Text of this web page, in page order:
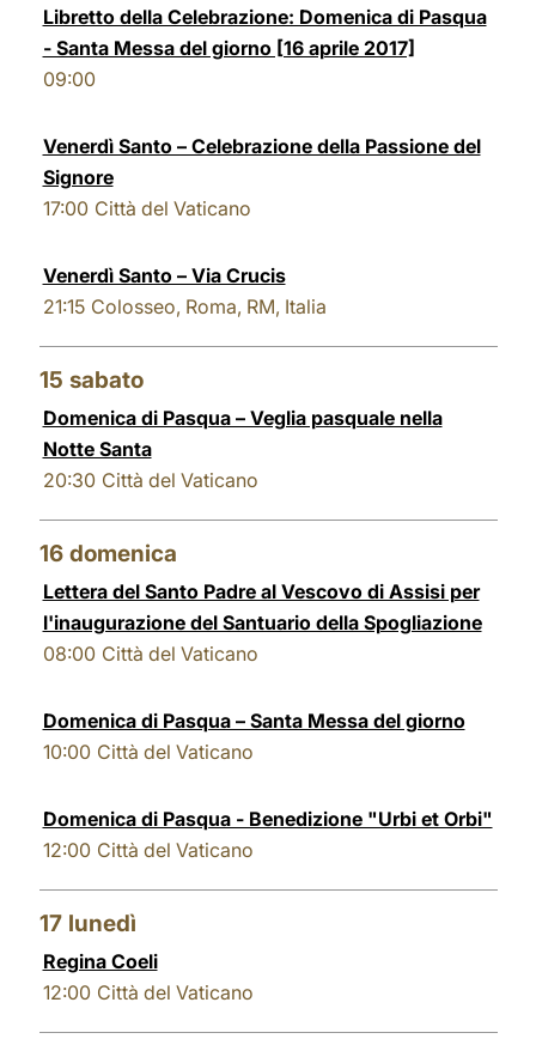
Libretto della Celebrazione: Domenica di Pasqua
- Santa Messa del giorno [16 aprile 2017]
09:00
Venerdì Santo – Celebrazione della Passione del
Signore
17:00 Città del Vaticano
Venerdì Santo – Via Crucis
21:15 Colosseo, Roma, RM, Italia
15 sabato
Domenica di Pasqua – Veglia pasquale nella
Notte Santa
20:30 Città del Vaticano
16 domenica
Lettera del Santo Padre al Vescovo di Assisi per
l'inaugurazione del Santuario della Spogliazione
08:00 Città del Vaticano
Domenica di Pasqua – Santa Messa del giorno
10:00 Città del Vaticano
Domenica di Pasqua - Benedizione "Urbi et Orbi"
12:00 Città del Vaticano
17 lunedì
Regina Coeli
12:00 Città del Vaticano